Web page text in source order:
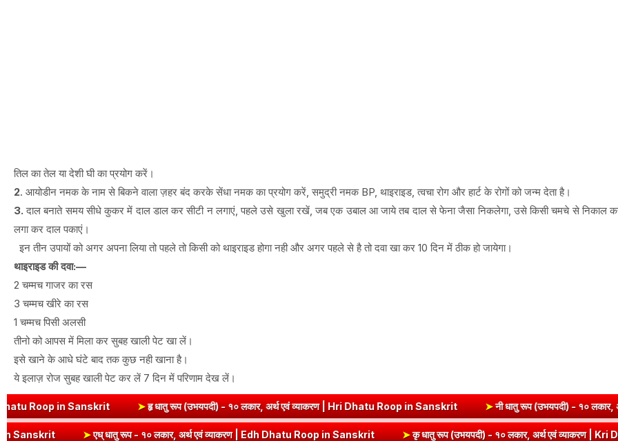
तिल का तेल या देशी घी का प्रयोग करें।
2. आयोडीन नमक के नाम से बिकने वाला ज़हर बंद करके सेंधा नमक का प्रयोग करें, समुद्री नमक BP, थाइराइड, त्वचा रोग और हार्ट के रोगों को जन्म देता है।
3.दाल बनाते समय सीधे कुकर में दाल डाल कर सीटी न लगाएं, पहले उसे खुला रखें, जब एक उबाल आ जाये तब दाल से फेना जैसा निकलेगा, उसे किसी चमचे से निकाल
लगा कर दाल पकाएं।
इन तीन उपायों को अगर अपना लिया तो पहले तो किसी को थाइराइड होगा नही और अगर पहले से है तो दवा खा कर 10 दिन में ठीक हो जायेगा।
थाइराइड की दवा:—
2 चम्मच गाजर का रस
3 चम्मच खीरे का रस
1 चम्मच पिसी अलसी
तीनो को आपस में मिला कर सुबह खाली पेट खा लें।
इसे खाने के आधे घंटे बाद तक कुछ नही खाना है।
ये इलाज़ रोज सुबह खाली पेट कर लें 7 दिन में परिणाम देख लें।
in Sanskrit ➤हृ धातु रूप (उभयपदी) - १० लकार, अर्थ एवं व्याकरण | Hri Dhatu Roop in Sanskrit ➤नी धातु रूप (उभयपदी) - १० लकार, अर्थ एवं
Roop in Sanskrit ➤एध् धातु रूप - १० लकार, अर्थ एवं व्याकरण | Edh Dhatu Roop in Sanskrit ➤कृ धातु रूप (उभयपदी) - १० लकार, अर्थ एवं